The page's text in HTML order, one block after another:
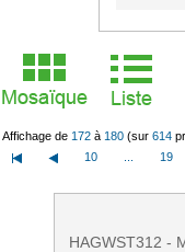
Affichage de 172 à 180 (sur 614
10
19
HAGWST312 -